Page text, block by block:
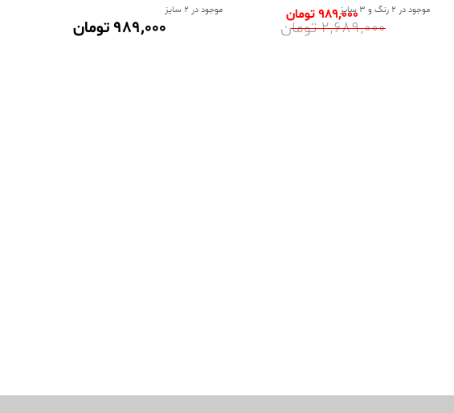
موجود در 2 رنگ و 3 سایز
2٬689٬000 تومان
989٬000 تومان موجود در 2 سایز
989٬000 تومان